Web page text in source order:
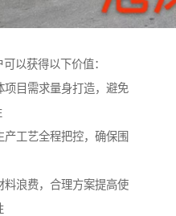
以获得以下价值：
项目需求量身打造，避免
工艺全程把控，确保围
料浪费，合理方案提高使